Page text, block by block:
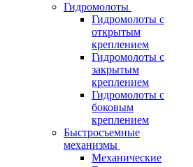
Гидромолоты
Гидромолоты с
открытым
креплением
Гидромолоты с
закрытым
креплением
Гидромолоты с
боковым
креплением
Быстросъемные
механизмы
Механические